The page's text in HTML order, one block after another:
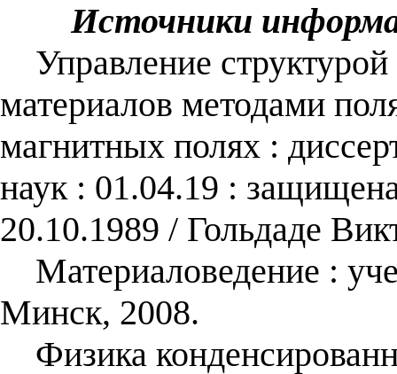
Источники
Управление
материалов методами
магнитных полях :
наук : 01.04.19 :
20.10.1989 / Гольдаде
Материаловедение :
Минск, 2008.
Физика